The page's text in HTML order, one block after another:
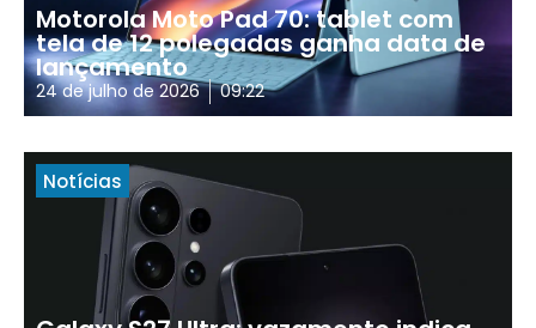
Motorola Moto Pad 70: tablet com
tela de 12 polegadas ganha data de
lançamento
24 de julho de 2026 09:22
Notícias